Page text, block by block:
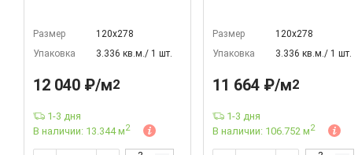
Размер
120х278
Упаковка
3.336 кв.м./ 1 шт.
12 040 ₽/м2
1-3 дня
В наличии: 13.344 м2
Размер
120х278
Упаковка
3.336 кв.м./ 1 шт.
11 664 ₽/м2
1-3 дня
В наличии: 106.752 м2